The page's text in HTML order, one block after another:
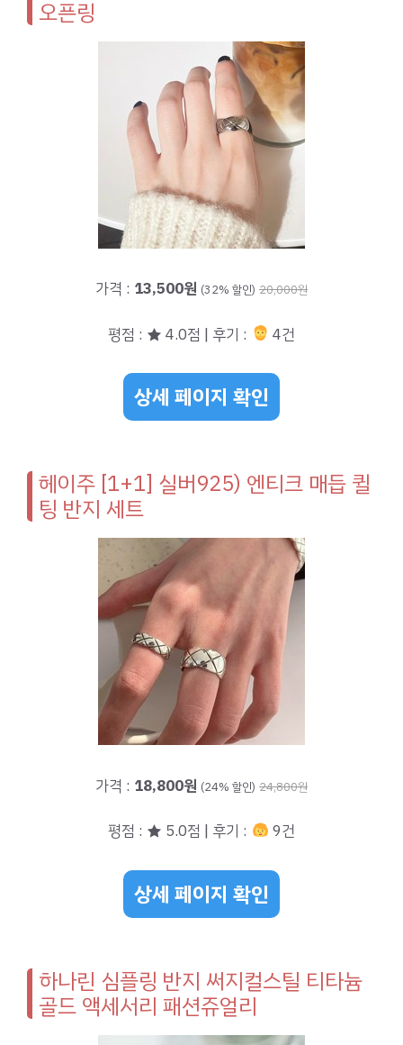
오픈링
가격 : 13,500원 (32% 할인) 20,000원
평점 : ★ 4.0점 | 후기 : 4건
상세 페이지 확인
헤이주 [1+1] 실버925) 엔티크 매듭 퀼
팅 반지 세트
가격 : 18,800원 (24% 할인) 24,800원
평점 : ★ 5.0점 | 후기 : 9건
상세 페이지 확인
하나린 심플링 반지 써지컬스틸 티타늄
골드 액세서리 패션쥬얼리